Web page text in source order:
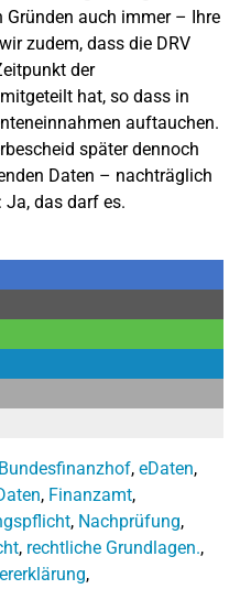
auch immer – Ihre
zudem, dass die DRV
der
hat, so dass in
auftauchen.
später dennoch
Daten – nachträglich
Ja, das darf es.
Bundesfinanzhof, eDaten,
, Finanzamt,
, Nachprüfung,
, rechtliche Grundlagen.,
,